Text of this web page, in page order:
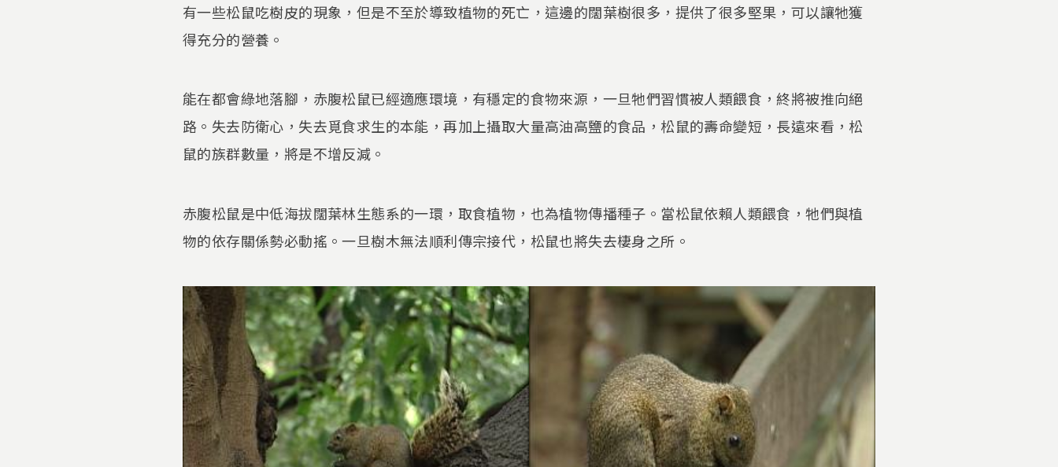
有一些松鼠吃樹皮的現象，但是不至於導致植物的死亡，這邊的闊葉樹很多，提供了很多堅果，可以讓牠獲
得充分的營養。
能在都會綠地落腳，赤腹松鼠已經適應環境，有穩定的食物來源，一旦牠們習慣被人類餵食，終將被推向絕
路。失去防衛心，失去覓食求生的本能，再加上攝取大量高油高鹽的食品，松鼠的壽命變短，長遠來看，松
鼠的族群數量，將是不增反減。
赤腹松鼠是中低海拔闊葉林生態系的一環，取食植物，也為植物傳播種子。當松鼠依賴人類餵食，牠們與植
物的依存關係勢必動搖。一旦樹木無法順利傳宗接代，松鼠也將失去棲身之所。